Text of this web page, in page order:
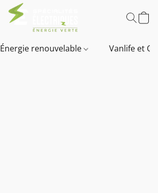
Énergie renouvelable Vanlife et